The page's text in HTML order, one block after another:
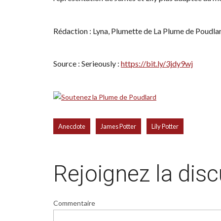
Rédaction : Lyna, Plumette de La Plume de
Source : Serieously : https://bit.ly/3jdy9wj
Anecdote James Potter Lily Potter
Rejoignez la
Commentaire